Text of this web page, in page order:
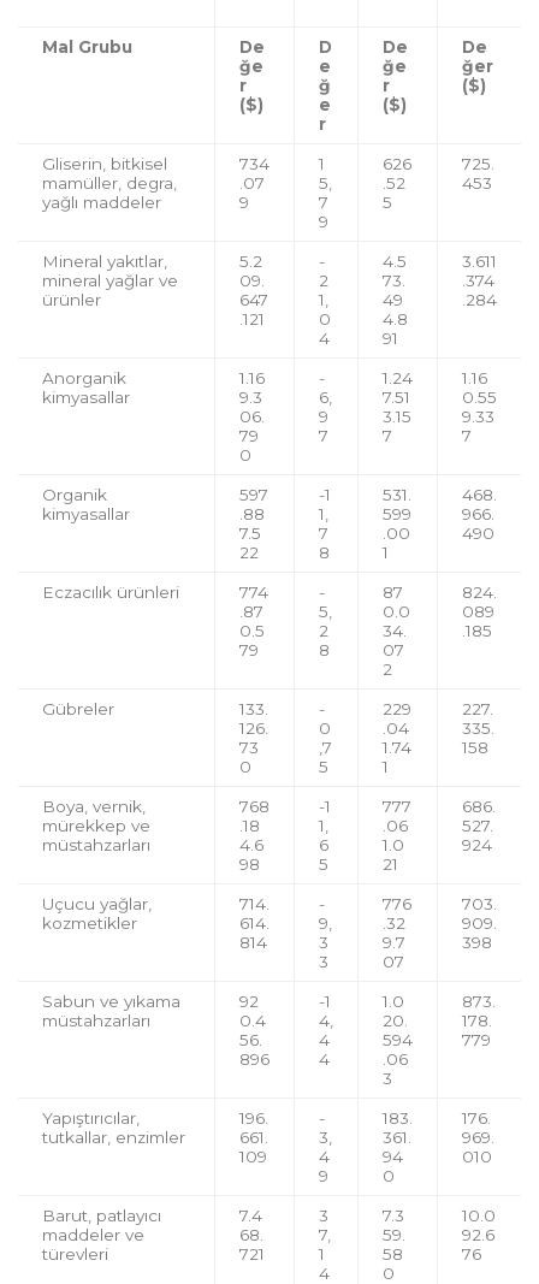
Mal Grubu
De
ğe
r
($)
D
e
ğ
e
r
De
ğe
r
($)
De
ğer
($)
Gliserin, bitkisel
mamüller, degra,
yağlı maddeler
734
.07
9
1
5,
7
9
626
.52
5
725.
453
Mineral yakıtlar,
mineral yağlar ve
ürünler
5.2
09.
647
.121
-
2
1,
0
4
4.5
73.
49
4.8
91
3.611
.374
.284
Anorganik
kimyasallar
1.16
9.3
06.
79
0
-
6,
9
7
1.24
7.51
3.15
7
1.16
0.55
9.33
7
Organik
kimyasallar
597
.88
7.5
22
-1
1,
7
8
531.
599
.00
1
468.
966.
490
Eczacılık ürünleri
774
.87
0.5
79
-
5,
2
8
87
0.0
34.
07
2
824.
089
.185
Gübreler
133.
126.
73
0
-
0
,7
5
229
.04
1.74
1
227.
335.
158
Boya, vernik,
mürekkep ve
müstahzarları
768
.18
4.6
98
-1
1,
6
5
777
.06
1.0
21
686.
527.
924
Uçucu yağlar,
kozmetikler
714.
614.
814
-
9,
3
3
776
.32
9.7
07
703.
909.
398
Sabun ve yıkama
müstahzarları
92
0.4
56.
896
-1
4,
4
4
1.0
20.
594
.06
3
873.
178.
779
Yapıştırıcılar,
tutkallar, enzimler
196.
661.
109
-
3,
4
9
183.
361.
94
0
176.
969.
010
Barut, patlayıcı
maddeler ve
türevleri
7.4
68.
721
3
7,
1
4
7.3
59.
58
0
10.0
92.6
76